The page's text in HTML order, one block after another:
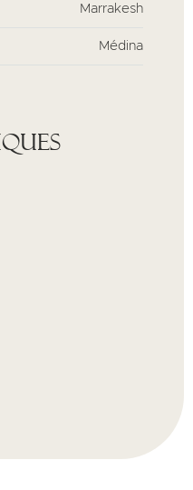
Marrakesh
Médina